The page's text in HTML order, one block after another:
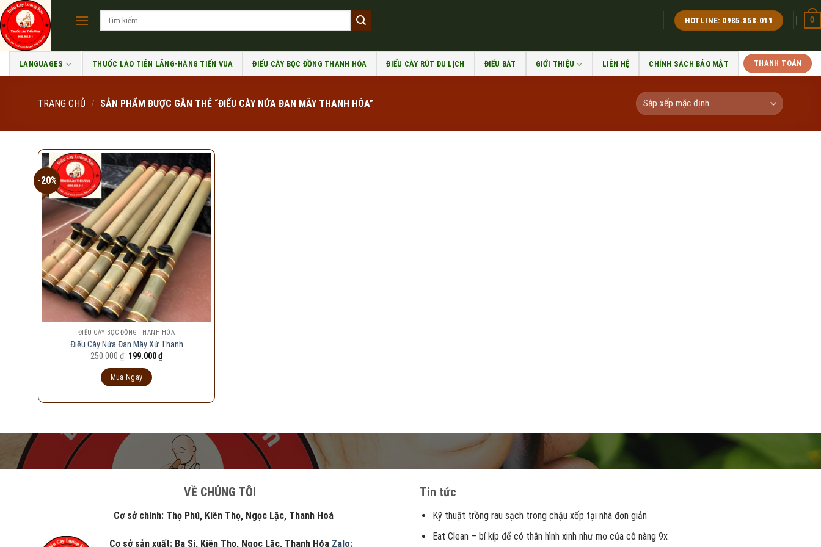
Skip
to
content
HOTLINE: 0985.858.011 0
LANGUAGES THUỐC LÀO TIÊN LÃNG-HÀNG TIẾN VUA ĐIẾU CÀY BỌC ĐỒNG THANH HÓA ĐIẾU CÀY RÚT DU LỊCH ĐIẾU BÁT GIỚI THIỆU LIÊN HỆ CHÍNH SÁCH BẢO MẬT THANH TOÁN
TRANG CHỦ / SẢN PHẨM ĐƯỢC GẮN THẺ “ĐIẾU CÀY NỨA ĐAN MÂY THANH HÓA”
-20%
ĐIẾU CÀY BỌC ĐỒNG THANH HÓA
Điếu Cày Nứa Đan Mây Xứ Thanh
250.000₫ Giá
là:
250.000 ₫.
199.000₫Giá
hiện
Mua Ngay
VỀ CHÚNG TÔI
Cơ sở chính: Thọ Phú, Kiên Thọ, Ngọc Lặc, Thanh Hoá
Cơ sở sản xuất: Ba Si, Kiên Thọ, Ngọc Lặc, Thanh Hóa Zalo:
Tin tức
Kỹ thuật trồng rau sạch trong chậu xốp tại nhà đơn giản
Eat Clean – bí kíp để có thân hình xinh như mơ của cô nàng 9x